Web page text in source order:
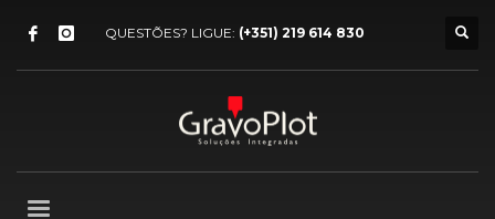
QUESTÕES? LIGUE: (+351) 219 614 830